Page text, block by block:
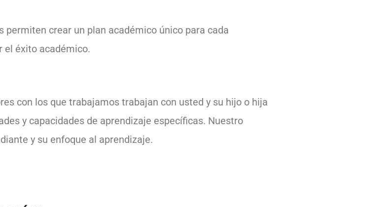
permiten crear un plan académico único para cada
el éxito académico.
con los que trabajamos trabajan con usted y su hijo o hija
y capacidades de aprendizaje específicas. Nuestro
y su enfoque al aprendizaje.